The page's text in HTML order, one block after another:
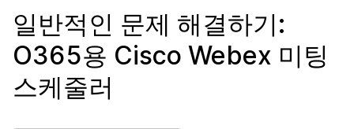
일반적인 문제 해결하기:
O365용 Cisco Webex 미팅
스케줄러